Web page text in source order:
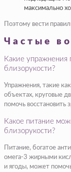
максимально
Поэтому вести
Частые
Какие упражнения
близорукости?
Упражнения, такие
объектах, круговые
помочь восстановить
Какое питание
близорукости?
Питание, богатое
омега-3 жирными
и ягоды, может